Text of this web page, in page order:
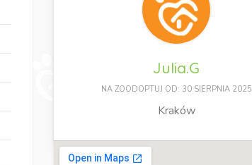
Julia.G
NA ZOODOPTUJ OD: 30 SIERPNIA 2025
Kraków